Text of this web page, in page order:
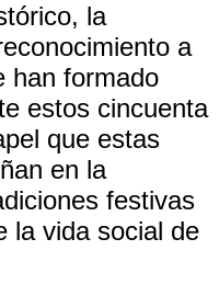
la
a
han formado
estos cincuenta
que estas
en la
festivas
la vida social de